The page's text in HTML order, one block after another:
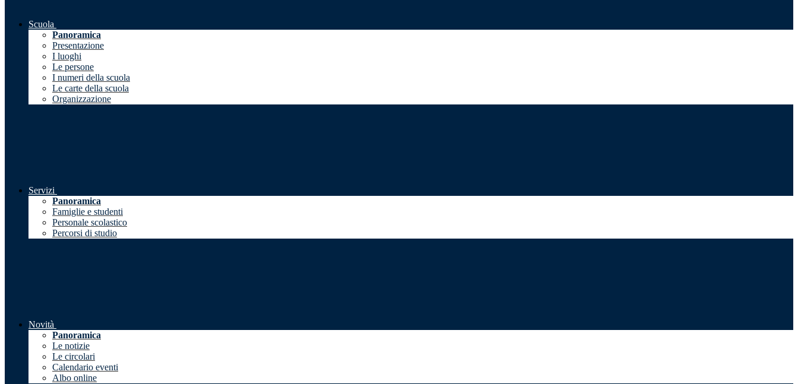
Scuola
Panoramica
Presentazione
I luoghi
Le persone
I numeri della scuola
Le carte della scuola
Organizzazione
Servizi
Panoramica
Famiglie e studenti
Personale scolastico
Percorsi di studio
Novità
Panoramica
Le notizie
Le circolari
Calendario eventi
Albo online